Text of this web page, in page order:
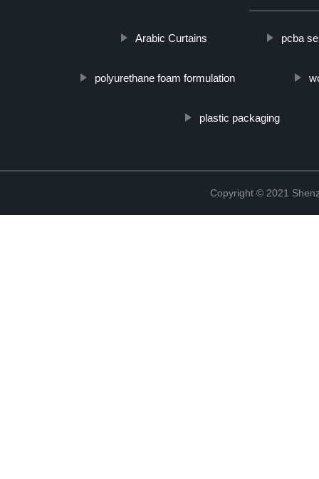
Arabic Curtains pcba
polyurethane foam formulation
plastic packaging
Copyright © 2021